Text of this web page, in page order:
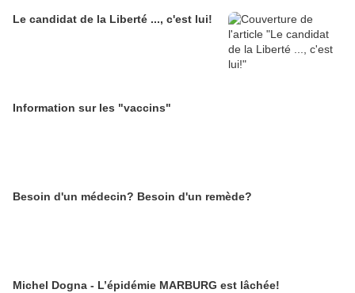
Le candidat de la Liberté ..., c'est lui!
Information sur les "vaccins"
Besoin d'un médecin? Besoin d'un remède?
Michel Dogna - L’épidémie MARBURG est lâchée!